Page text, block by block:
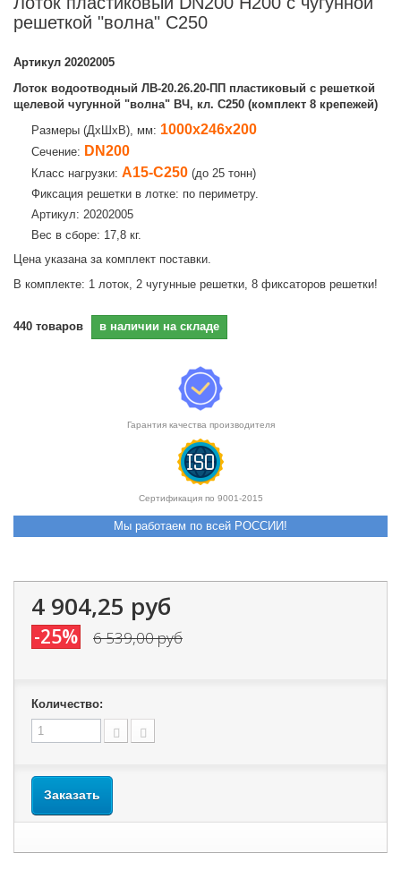
решеткой "волна" C250
Артикул 20202005
Лоток водоотводный ЛВ-20.26.20-ПП пластиковый с решеткой
щелевой чугунной "волна" ВЧ, кл. C250 (комплект 8 крепежей)
Размеры (ДхШхВ), мм: 1000х246х200
Сечение: DN200
Класс нагрузки: A15-C250 (до 25 тонн)
Фиксация решетки в лотке: по периметру.
Артикул: 20202005
Вес в сборе: 17,8 кг.
Цена указана за комплект поставки.
В комплекте: 1 лоток, 2 чугунные решетки, 8 фиксаторов решетки!
440 товаров в наличии на складе
Гарантия качества производителя
Сертификация по 9001-2015
Мы работаем по всей РОССИИ!
4 904,25 руб
-25% 6 539,00 руб
Количество:
Заказать